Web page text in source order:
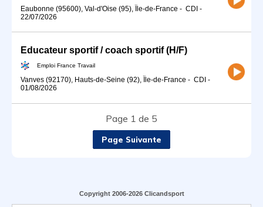
Eaubonne (95600), Val-d'Oise (95), Île-de-France - CDI -
22/07/2026
Educateur sportif / coach sportif (H/F)
Emploi France Travail
Vanves (92170), Hauts-de-Seine (92), Île-de-France - CDI -
01/08/2026
Page 1 de 5
Page Suivante
Copyright 2006-2026 Clicandsport